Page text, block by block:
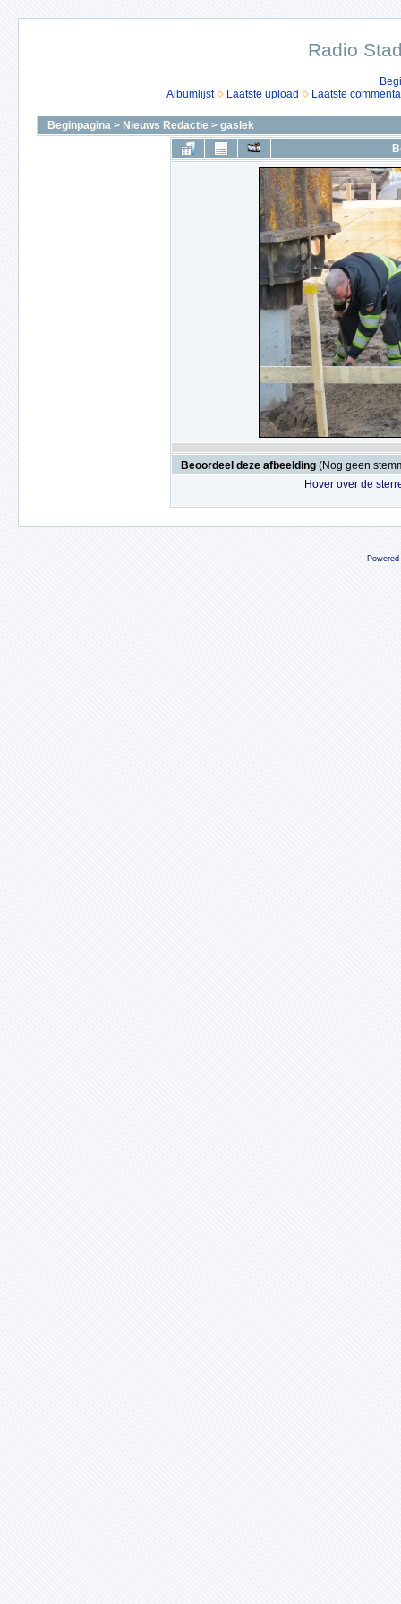
Radio
Albumlijst
Laatste upload Laatste
Beginpagina > Nieuws Redactie > gaslek
Beoordeel deze afbeelding (Nog geen
Hover over de